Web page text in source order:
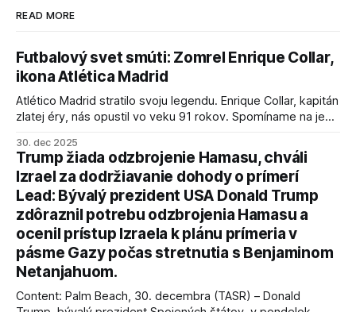
READ MORE
Futbalový svet smúti: Zomrel Enrique Collar,
ikona Atlética Madrid
Atlético Madrid stratilo svoju legendu. Enrique Collar, kapitán
zlatej éry, nás opustil vo veku 91 rokov. Spomíname na jeho
30. dec 2025
Trump žiada odzbrojenie Hamasu, chváli
Izrael za dodržiavanie dohody o prímerí
Lead: Bývalý prezident USA Donald Trump
zdôraznil potrebu odzbrojenia Hamasu a
ocenil prístup Izraela k plánu prímeria v
pásme Gazy počas stretnutia s Benjaminom
Netanjahuom.
Content: Palm Beach, 30. decembra (TASR) – Donald